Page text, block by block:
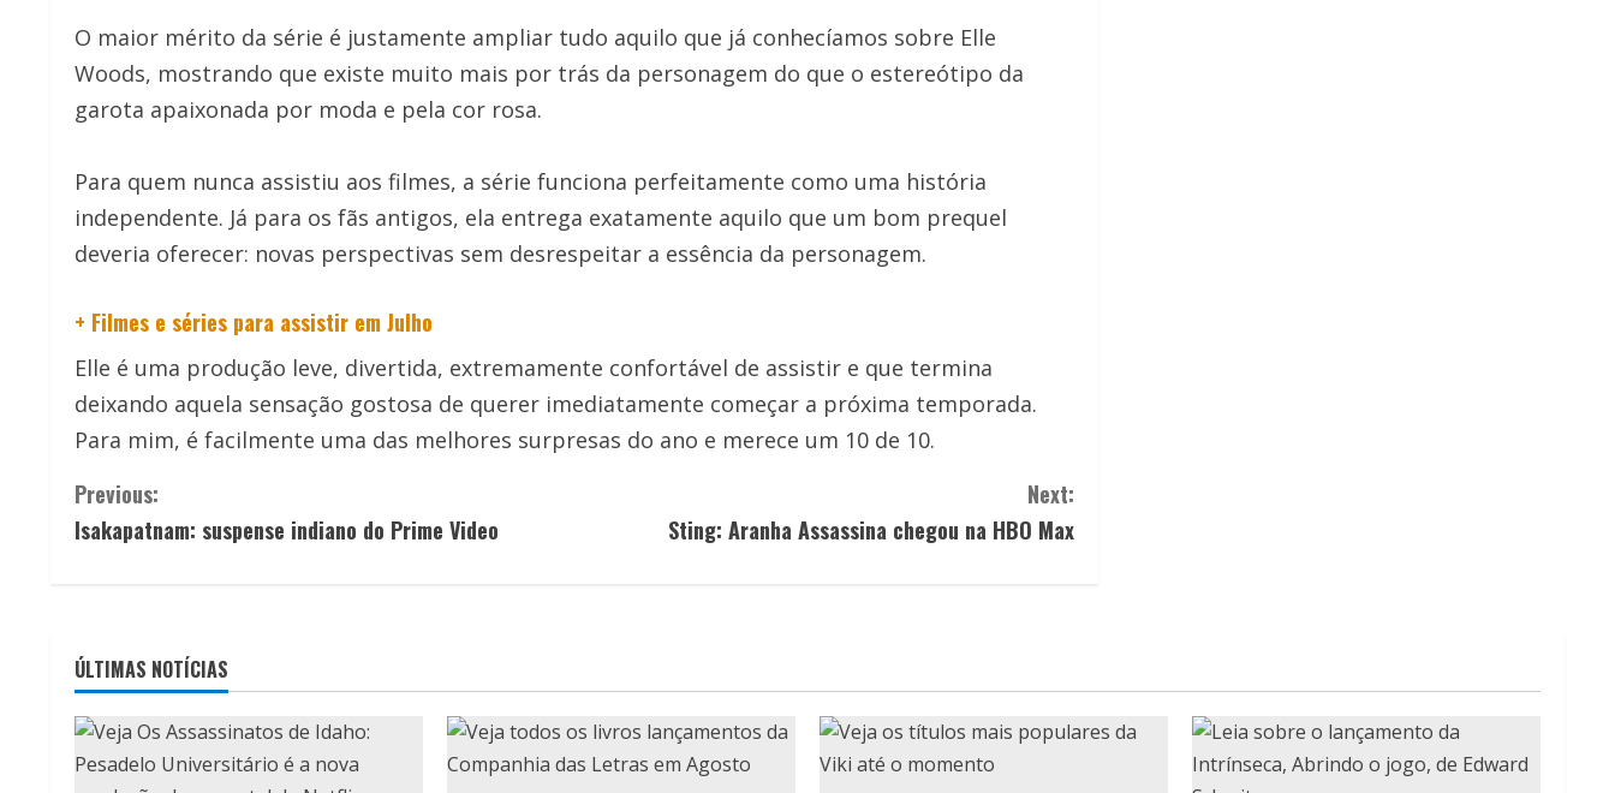
O maior mérito da série é justamente ampliar tudo aquilo que já conhecíamos sobre Elle
Woods, mostrando que existe muito mais por trás da personagem do que o estereótipo da
garota apaixonada por moda e pela cor rosa.
Para quem nunca assistiu aos filmes, a série funciona perfeitamente como uma história
independente. Já para os fãs antigos, ela entrega exatamente aquilo que um bom prequel
deveria oferecer: novas perspectivas sem desrespeitar a essência da personagem.
+ Filmes e séries para assistir em Julho
Elle é uma produção leve, divertida, extremamente confortável de assistir e que termina
deixando aquela sensação gostosa de querer imediatamente começar a próxima temporada.
Para mim, é facilmente uma das melhores surpresas do ano e merece um 10 de 10.
C
o
t
i
n
Previous:
Isakapatnam: suspense indiano do Prime Video
Next:
Sting: Aranha Assassina chegou na HBO Max
ÚLTIMAS NOTÍCIAS